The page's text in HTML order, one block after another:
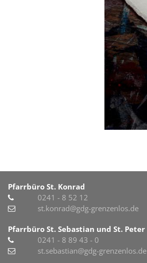
Pfarrbüro St. Konrad
0241 - 8 52 12
st.konrad@gdg-grenzenlos.de
Pfarrbüro St. Sebastian und St. Peter
0241 - 8 89 43 - 0
st.sebastian@gdg-grenzenlos.de